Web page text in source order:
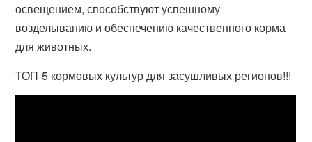
освещением, способствуют успешному
возделыванию и обеспечению качественного корма
для животных.
ТОП-5 кормовых культур для засушливых регионов!!!